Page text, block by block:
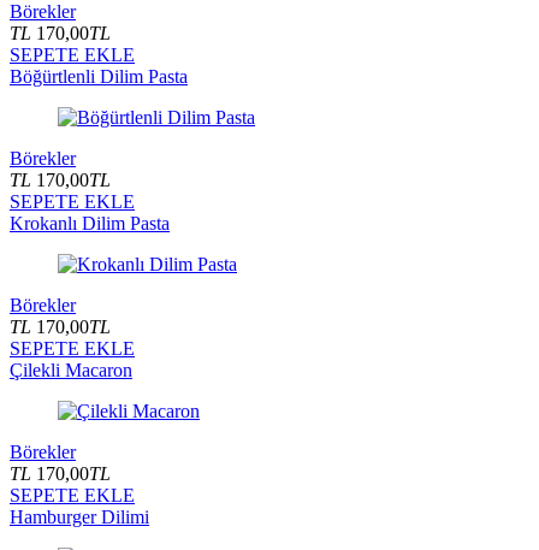
Börekler
TL 170,00TL
SEPETE EKLE
Böğürtlenli Dilim Pasta
Börekler
TL 170,00TL
SEPETE EKLE
Krokanlı Dilim Pasta
Börekler
TL 170,00TL
SEPETE EKLE
Çilekli Macaron
Börekler
TL 170,00TL
SEPETE EKLE
Hamburger Dilimi